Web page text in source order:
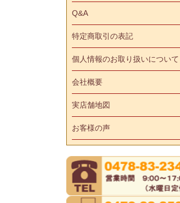
Q&A
特定商取引の表記
個人情報のお取り扱いについて
会社概要
実店舗地図
お客様の声